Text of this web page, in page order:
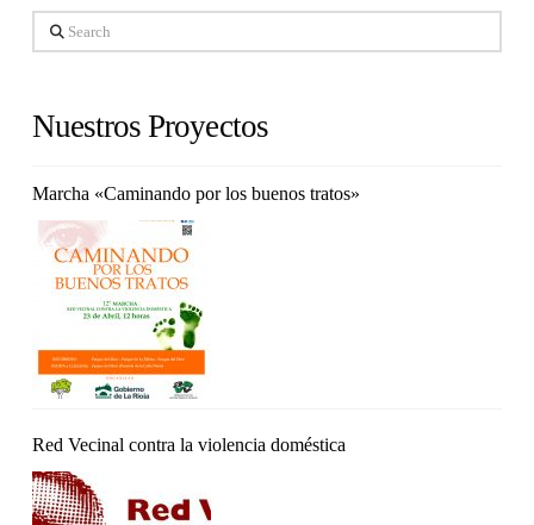
Search
Nuestros Proyectos
Marcha «Caminando por los buenos tratos»
Red Vecinal contra la violencia doméstica